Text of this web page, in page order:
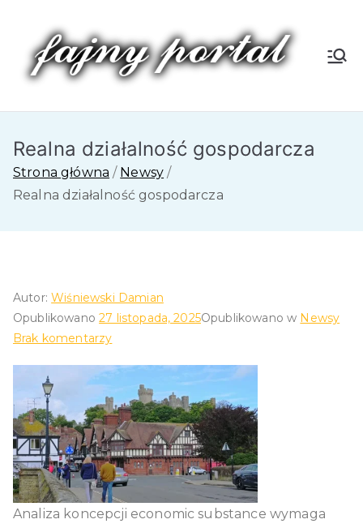
treści
Fa
jn
y
Realna działalność gospodarcza
Strona główna
Newsy
Realna działalność gospodarcza
Autor:Wiśniewski Damian
Opublikowano27 listopada, 2025Opublikowano w Newsy
Brak komentarzydo
gospodarcza
Analiza koncepcji economic substance wymaga